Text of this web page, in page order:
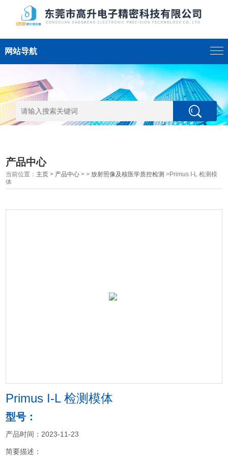
网站导航
产品中心
当前位置： 主页 > 产品中心 > >放射照像及核医学质控检测 >Primus I-L 检测模
体
Primus I-L 检测模体
型号：
产品时间：2023-11-23
简要描述：